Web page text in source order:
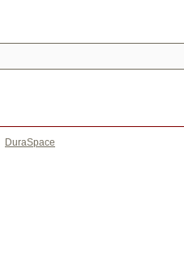
DuraSpace